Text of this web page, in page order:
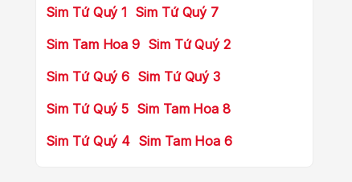
Sim Tứ Quý 1 Sim Tứ Quý 7
Sim Tam Hoa 9 Sim Tứ Quý 2
Sim Tứ Quý 6 Sim Tứ Quý 3
Sim Tứ Quý 5 Sim Tam Hoa 8
Sim Tứ Quý 4 Sim Tam Hoa 6